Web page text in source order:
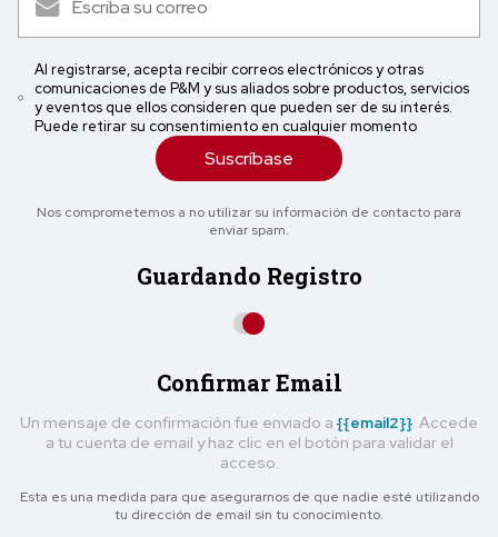
Al registrarse, acepta recibir correos electrónicos y otras
comunicaciones de P&M y sus aliados sobre productos, servicios
y eventos que ellos consideren que pueden ser de su interés.
Puede retirar su consentimiento en cualquier momento
Suscríbase
Nos comprometemos a no utilizar su información de contacto para
enviar spam.
Guardando Registro
Confirmar Email
Un mensaje de confirmación fue enviado a {{email2}}. Accede
a tu cuenta de email y haz clic en el botón para validar el
acceso.
Esta es una medida para que asegurarnos de que nadie esté utilizando
tu dirección de email sin tu conocimiento.